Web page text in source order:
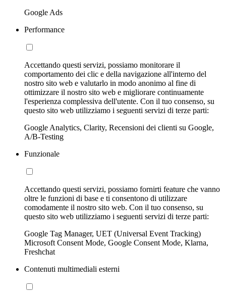
Google Ads
Performance
Accettando questi servizi, possiamo monitorare il
comportamento dei clic e della navigazione all'interno del
nostro sito web e valutarlo in modo anonimo al fine di
ottimizzare il nostro sito web e migliorare continuamente
l'esperienza complessiva dell'utente. Con il tuo consenso, su
questo sito web utilizziamo i seguenti servizi di terze parti:
Google Analytics, Clarity, Recensioni dei clienti su Google,
A/B-Testing
Funzionale
Accettando questi servizi, possiamo fornirti feature che vanno
oltre le funzioni di base e ti consentono di utilizzare
comodamente il nostro sito web. Con il tuo consenso, su
questo sito web utilizziamo i seguenti servizi di terze parti:
Google Tag Manager, UET (Universal Event Tracking)
Microsoft Consent Mode, Google Consent Mode, Klarna,
Freshchat
Contenuti multimediali esterni